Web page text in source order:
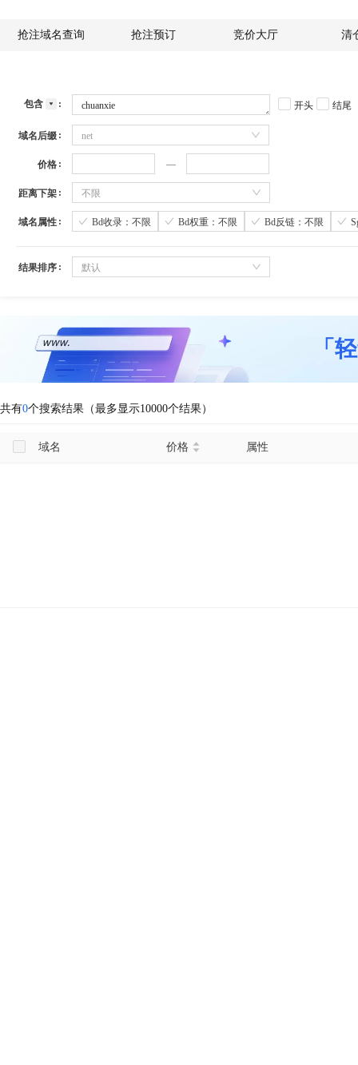
抢注域名查询 抢注预订 竞价大厅 清
包含 开头 结尾
域名后缀 net
价格
距离下架 不限
域名属性 Bd收录：不限 Bd权重：不限 Bd反链：不限
结果排序 默认
「
共有0个搜索结果（最多显示10000个结果）
域名 价格 属性